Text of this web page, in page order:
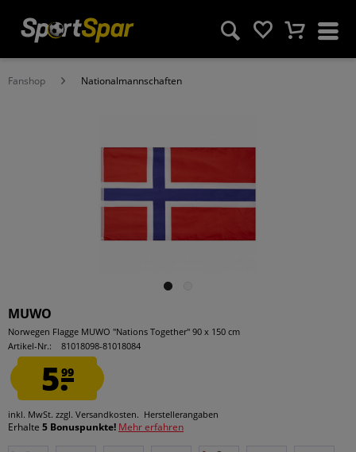
Fanshop Nationalmannschaften
MUWO
Norwegen Flagge MUWO "Nations Together" 90 x 150 cm
Artikel-Nr.:
81018098-81018084
5.99
inkl. MwSt. zzgl. Versandkosten. Herstellerangaben
Erhalte 5 Bonuspunkte! Mehr erfahren